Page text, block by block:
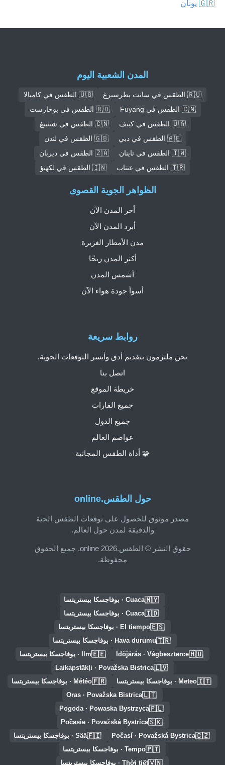
🇬🇷 يونان
المدن الشعبية اليوم
🇷🇺 الطقس في سانت بطرسبرغ
🇺🇬 الطقس في كامبالا
🇨🇳 الطقس في Fuyang
🇷🇴 الطقس في بوخارست
🇺🇦 الطقس في كييف
🇨🇳 الطقس في شينينغ
🇦🇪 الطقس في دبي
🇬🇧 الطقس في لندن
🇹🇼 الطقس في تاينان
🇿🇦 الطقس في ديربان
🇹🇷 الطقس في عنتاب
🇮🇳 الطقس في لكهنؤ
حول الطقس.online
مصدر موثوق للحصول على توقعات الطقس الحية
والدقيقة لمدن حول العالم.
حقوق النشر © الطقس.online 2026. جميع الحقوق
محفوظة.
روابط سريعة
نحن ملتزمون بتقديم أدق وأيسر التوقعات الجوية.
اتصل بنا
خريطة الموقع
جميع القارات
جميع الدول
عواصم العالم
🧩 أداة الطقس المجانية
الظواهر الجوية القصوى
أحر المدن الآن
أبرد المدن الآن
مدن الأمطار الغزيرة
أكثر المدن ريحًا
أشمس المدن
أسوأ جودة هواء الآن
🇲🇾Cuaca · بوفاجسكا بيستريتسا
🇮🇩Cuaca · بوفاجسكا بيستريتسا
🇪🇸El tiempo · بوفاجسكا بيستريتسا
🇹🇷Hava durumu · بوفاجسكا بيستريتسا
🇭🇺
Időjárás · Vágbeszterce
🇪🇪Ilm · بوفاجسكا بيستريتسا
🇱🇻
Laikapstākļi · Považska Bistrica
🇮🇹Meteo · بوفاجسكا بيستريتسا 🇫🇷Météo · بوفاجسكا بيستريتسا
🇱🇹
Oras · Považska Bistrica
🇵🇱
Pogoda · Powaska Bystrzyca
🇸🇰
Počasie · Považská Bystrica
🇨🇿
Počasí · Považská Bystrica
🇫🇮Sää · بوفاجسكا بيستريتسا
🇵🇹Tempo · بوفاجسكا بيستريتسا
🇻🇳Thời tiết · بوفاجسكا بيستريتسا